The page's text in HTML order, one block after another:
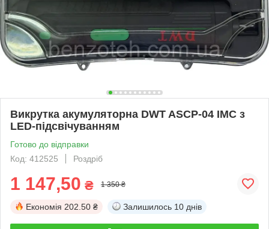
Викрутка акумуляторна DWT ASCP-04 IMC з
LED-підсвічуванням
Готово до відправки
Код: 412525
Роздріб
1 147,50 ₴ 1 350 ₴
Економія 202.50 ₴ Залишилось 10 днів